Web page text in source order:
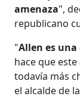
amenaza",
republicano
"Allen es
hace que
todavía más
el alcalde de